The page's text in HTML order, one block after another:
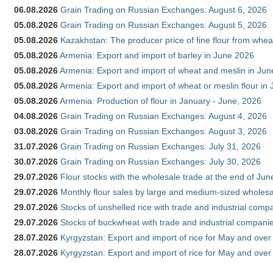
06.08.2026 Grain Trading on Russian Exchanges: August 6, 2026
05.08.2026 Grain Trading on Russian Exchanges: August 5, 2026
05.08.2026 Kazakhstan: The producer price of fine flour from
05.08.2026Armenia: Export and import of barley in June 2026
05.08.2026Armenia: Export and import of wheat and meslin in
05.08.2026Armenia: Export and import of wheat or meslin flour in
05.08.2026Armenia: Production of flour in January - June, 2026
04.08.2026 Grain Trading on Russian Exchanges: August 4, 2026
03.08.2026 Grain Trading on Russian Exchanges: August 3, 2026
31.07.2026 Grain Trading on Russian Exchanges: July 31, 2026
30.07.2026 Grain Trading on Russian Exchanges: July 30, 2026
29.07.2026 Flour stocks with the wholesale trade at the end of
29.07.2026 Monthly flour sales by large and medium-sized
29.07.2026 Stocks of unshelled rice with trade and industrial
29.07.2026 Stocks of buckwheat with trade and industrial
28.07.2026 Kyrgyzstan: Export and import of rice for May and
28.07.2026 Kyrgyzstan: Export and import of rice for May and